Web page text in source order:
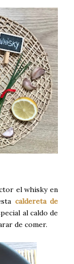
el whisky en
caldereta de
al caldo de
de comer.